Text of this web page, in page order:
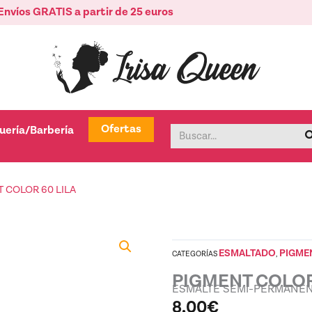
GRATIS a partir de 25 euros
Barbería Abrir Peluquería/Barbería
Ofertas Buscar
COLOR 60 LILA
CATEGORÍAS ESMALTADO,
PIGMENT
ESMALTE SEMI-
8,00€